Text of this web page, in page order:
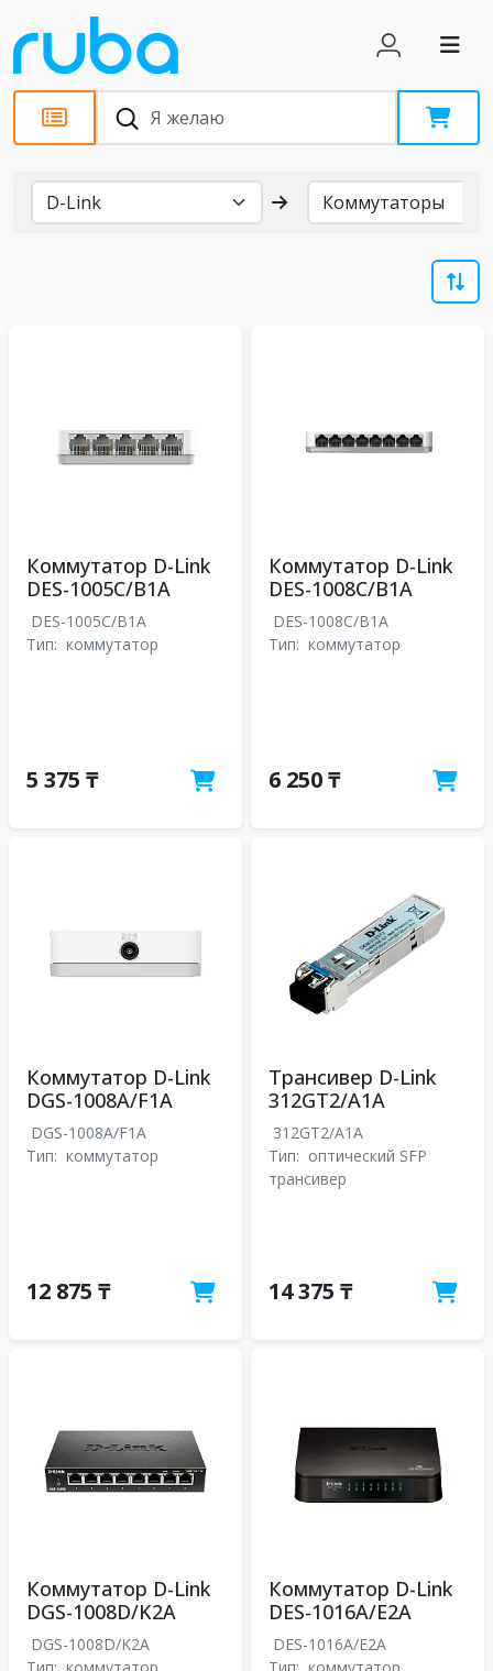
Бренды
Коммутатор D-Link
DES-1005C/B1A
DES-1005C/B1A
Тип: коммутатор
5 375 ₸
Коммутатор D-Link
DES-1008C/B1A
DES-1008C/B1A
Тип: коммутатор
6 250 ₸
Коммутатор D-Link
DGS-1008A/F1A
DGS-1008A/F1A
Тип: коммутатор
12 875 ₸
Трансивер D-Link
312GT2/A1A
312GT2/A1A
Тип: оптический SFP
трансивер
14 375 ₸
Коммутатор D-Link
DGS-1008D/K2A
DGS-1008D/K2A
Коммутатор D-Link
DES-1016A/E2A
DES-1016A/E2A